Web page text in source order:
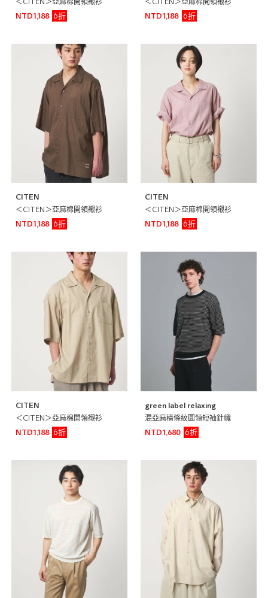
＜CITEN＞亞麻棉開領襯衫
NTD1,188
6折
＜CITEN＞亞麻棉開領襯衫
NTD1,188
6折
CITEN
＜CITEN＞亞麻棉開領襯衫
NTD1,188
6折
CITEN
＜CITEN＞亞麻棉開領襯衫
NTD1,188
6折
CITEN
＜CITEN＞亞麻棉開領襯衫
NTD1,188
6折
green label relaxing
混亞麻橫條紋圓領短袖針織
NTD1,680
6折